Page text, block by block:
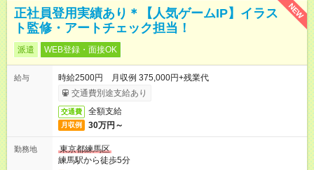
NEW
正社員登用実績あり＊【人気ゲームIP】イラス
ト監修・アートチェック担当！
派遣 WEB登録・面接OK
給与
時給2500円 月収例 375,000円+残業代
交通費別途支給あり
交通費 全額支給
月収例 30万円～
勤務地
東京都練馬区
練馬駅から徒歩5分